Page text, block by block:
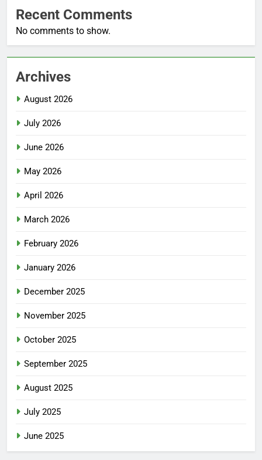
Recent Comments
No comments to show.
Archives
August 2026
July 2026
June 2026
May 2026
April 2026
March 2026
February 2026
January 2026
December 2025
November 2025
October 2025
September 2025
August 2025
July 2025
June 2025